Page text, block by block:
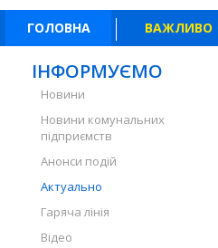
ГОЛОВНА ВАЖЛИВО
ІНФОРМУЄМО
Новини
Новини комунальних
підприємств
Анонси подій
Актуально
Гаряча лінія
Відео